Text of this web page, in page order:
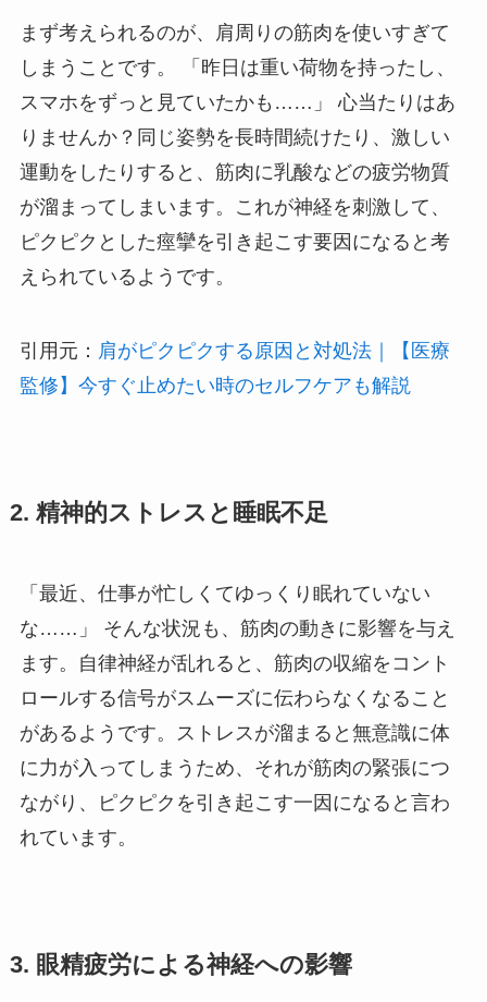
まず考えられるのが、肩周りの筋肉を使いすぎて
しまうことです。 「昨日は重い荷物を持ったし、
スマホをずっと見ていたかも……」 心当たりはあ
りませんか？同じ姿勢を長時間続けたり、激しい
運動をしたりすると、筋肉に乳酸などの疲労物質
が溜まってしまいます。これが神経を刺激して、
ピクピクとした痙攣を引き起こす要因になると考
えられているようです。
引用元： 肩がピクピクする原因と対処法｜【医療
監修】今すぐ止めたい時のセルフケアも解説
2. 精神的ストレスと睡眠不足
「最近、仕事が忙しくてゆっくり眠れていない
な……」 そんな状況も、筋肉の動きに影響を与え
ます。自律神経が乱れると、筋肉の収縮をコント
ロールする信号がスムーズに伝わらなくなること
があるようです。ストレスが溜まると無意識に体
に力が入ってしまうため、それが筋肉の緊張につ
ながり、ピクピクを引き起こす一因になると言わ
れています。
3. 眼精疲労による神経への影響